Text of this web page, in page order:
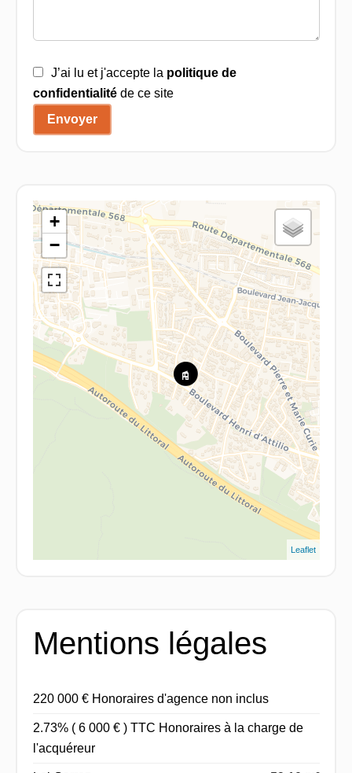
J’ai lu et j'accepte la politique de
confidentialitéde ce site
Envoyer
+
−
Leaflet
Mentions légales
220 000 € Honoraires d'agence non inclus
2.73% ( 6 000 € ) TTC Honoraires à la charge de
l'acquéreur